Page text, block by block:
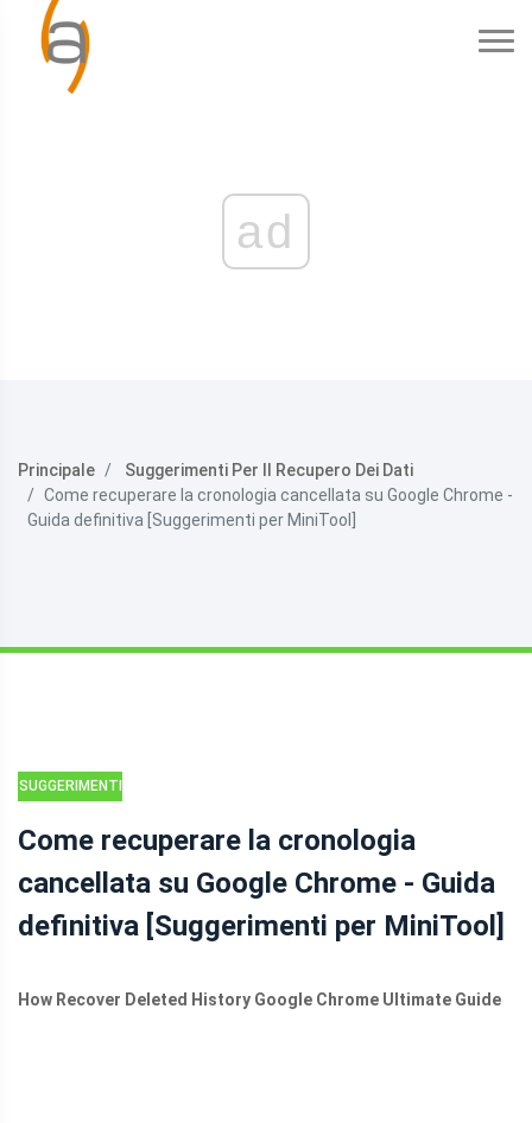
ad
Principale
Suggerimenti Per Il Recupero Dei Dati
Come recuperare la cronologia cancellata su Google Chrome -
Guida definitiva [Suggerimenti per MiniTool]
SUGGERIMENTI
RECUPERO DEI
DATI
Come recuperare la cronologia
cancellata su Google Chrome - Guida
definitiva [Suggerimenti per MiniTool]
How Recover Deleted History Google Chrome Ultimate Guide